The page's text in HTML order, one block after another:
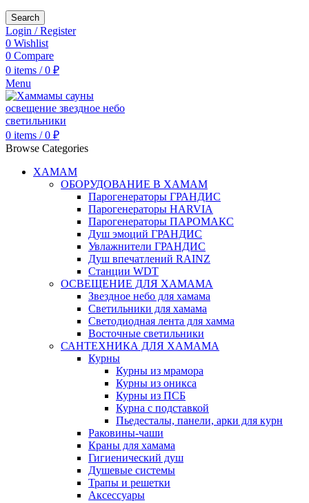
Search
Login / Register
0 Wishlist
0 Compare
0 items / 0 ₽
Menu
0 items / 0 ₽
Browse Categories
ХАМАМ
ОБОРУДОВАНИЕ В ХАМАМ
Парогенераторы ГРАНДИС
Парогенераторы HARVIA
Парогенераторы ПАРОМАКС
Душ эмоций ГРАНДИС
Увлажнители ГРАНДИС
Душ впечатлений RAINZ
Станции WDT
ОСВЕЩЕНИЕ ДЛЯ ХАМАМА
Звездное небо для хамама
Светильники для хамама
Светодиодная лента для хамма
Восточные светильники
САНТЕХНИКА ДЛЯ ХАМАМА
Курны
Курны из мрамора
Курны из оникса
Курны из ПСБ
Курна с подставкой
Пьедесталы, панели, арки для курн
Раковины-чаши
Краны для хамама
Гигиенический душ
Душевые системы
Трапы и решетки
Аксессуары